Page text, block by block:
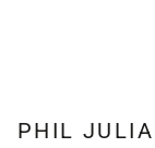
PHIL